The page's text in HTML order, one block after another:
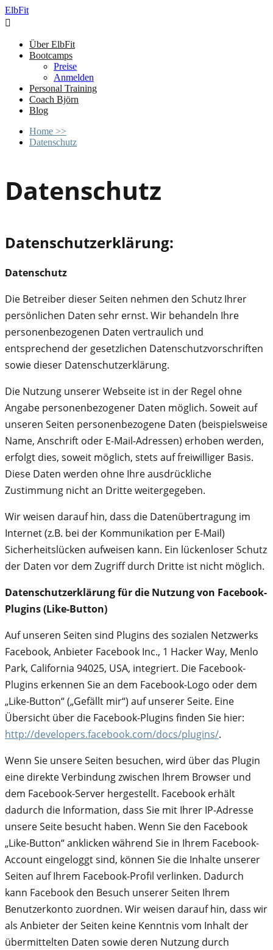
ElbFit

Über ElbFit
Bootcamps
Preise
Anmelden
Personal Training
Coach Björn
Blog
Home >>
Datenschutz
Datenschutz
Datenschutzerklärung:
Datenschutz
Die Betreiber dieser Seiten nehmen den Schutz Ihrer
persönlichen Daten sehr ernst. Wir behandeln Ihre
personenbezogenen Daten vertraulich und
entsprechend der gesetzlichen Datenschutzvorschriften
sowie dieser Datenschutzerklärung.
Die Nutzung unserer Webseite ist in der Regel ohne
Angabe personenbezogener Daten möglich. Soweit auf
unseren Seiten personenbezogene Daten (beispielsweise
Name, Anschrift oder E-Mail-Adressen) erhoben werden,
erfolgt dies, soweit möglich, stets auf freiwilliger Basis.
Diese Daten werden ohne Ihre ausdrückliche
Zustimmung nicht an Dritte weitergegeben.
Wir weisen darauf hin, dass die Datenübertragung im
Internet (z.B. bei der Kommunikation per E-Mail)
Sicherheitslücken aufweisen kann. Ein lückenloser Schutz
der Daten vor dem Zugriff durch Dritte ist nicht möglich.
Datenschutzerklärung für die Nutzung von Facebook-
Plugins (Like-Button)
Auf unseren Seiten sind Plugins des sozialen Netzwerks
Facebook, Anbieter Facebook Inc., 1 Hacker Way, Menlo
Park, California 94025, USA, integriert. Die Facebook-
Plugins erkennen Sie an dem Facebook-Logo oder dem
„Like-Button“ („Gefällt mir“) auf unserer Seite. Eine
Übersicht über die Facebook-Plugins finden Sie hier:
http://developers.facebook.com/docs/plugins/.
Wenn Sie unsere Seiten besuchen, wird über das Plugin
eine direkte Verbindung zwischen Ihrem Browser und
dem Facebook-Server hergestellt. Facebook erhält
dadurch die Information, dass Sie mit Ihrer IP-Adresse
unsere Seite besucht haben. Wenn Sie den Facebook
„Like-Button“ anklicken während Sie in Ihrem Facebook-
Account eingeloggt sind, können Sie die Inhalte unserer
Seiten auf Ihrem Facebook-Profil verlinken. Dadurch
kann Facebook den Besuch unserer Seiten Ihrem
Benutzerkonto zuordnen. Wir weisen darauf hin, dass wir
als Anbieter der Seiten keine Kenntnis vom Inhalt der
übermittelten Daten sowie deren Nutzung durch